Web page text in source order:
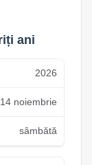
ani
2026
14 noiembrie
sâmbătă